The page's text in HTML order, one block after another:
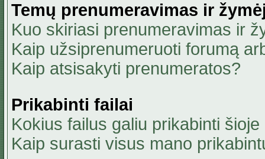
Temų prenumeravimas ir
Kuo skiriasi prenumeravimas ir
Kaip užsiprenumeruoti forumą
Kaip atsisakyti prenumeratos?
Prikabinti failai
Kokius failus galiu prikabinti
Kaip surasti visus mano